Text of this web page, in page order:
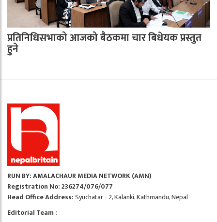
प्रतिनिधिसभाको आजको बैठकमा चार बिधेयक प्रस्तुत
हुने
RUN BY: AMALACHAUR MEDIA NETWORK (AMN)
Registration No: 236274/076/077
Head Office Address:Syuchatar - 2, Kalanki, Kathmandu, Nepal
Editorial Team :